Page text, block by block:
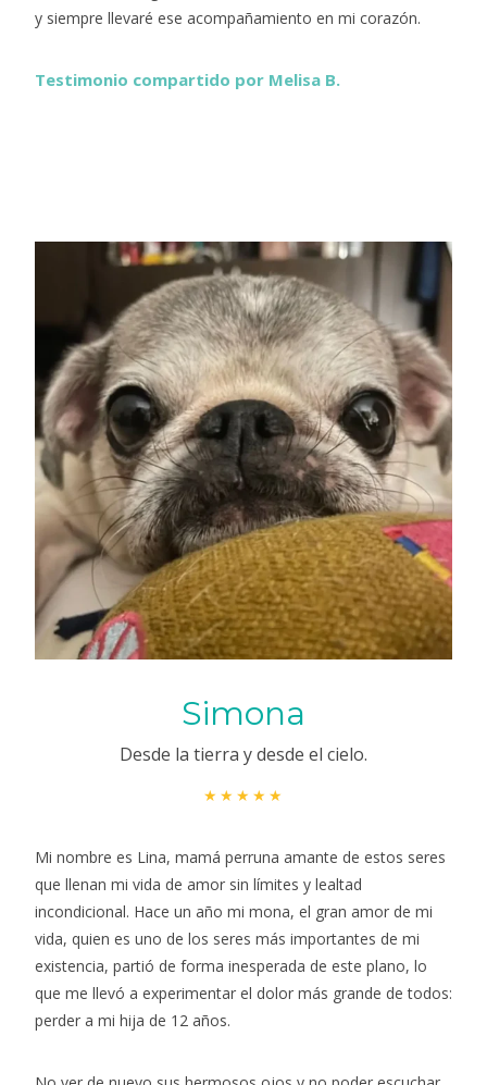
y siempre llevaré ese acompañamiento en mi corazón.
Testimonio compartido por Melisa B.
Simona
Desde la tierra y desde el cielo.
★★★★★
Mi nombre es Lina, mamá perruna amante de estos seres
que llenan mi vida de amor sin límites y lealtad
incondicional. Hace un año mi mona, el gran amor de mi
vida, quien es uno de los seres más importantes de mi
existencia, partió de forma inesperada de este plano, lo
que me llevó a experimentar el dolor más grande de todos:
perder a mi hija de 12 años.